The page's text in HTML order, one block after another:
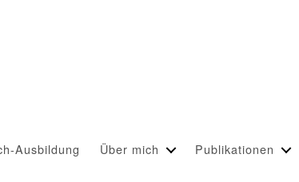
Ausbildung Über mich Publikationen